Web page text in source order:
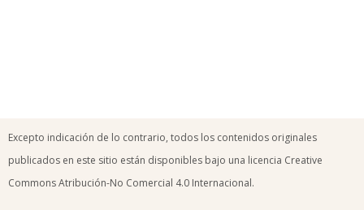
Excepto indicación de lo contrario, todos los contenidos originales
publicados en este sitio están disponibles bajo una licencia Creative
Commons Atribución-No Comercial 4.0 Internacional.